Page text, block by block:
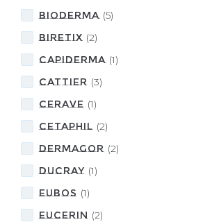
BIODERMA (5)
Biretix (2)
CAPIDERMA (1)
CATTIER (3)
CeraVe (1)
CETAPHIL (2)
DERMAGOR (2)
DUCRAY (1)
eubos (1)
Eucerin (2)